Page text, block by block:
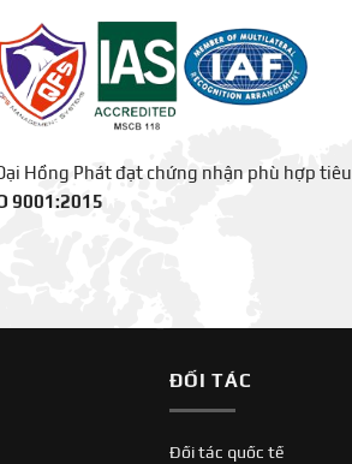
Hồng Phát đạt chứng nhận phù hợp tiêu
9001:2015
ĐỐI TÁC
Đối tác quốc tế